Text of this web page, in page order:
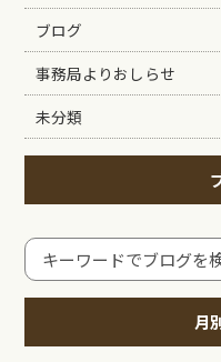
ブログ
事務局よりおしらせ
未分類
月